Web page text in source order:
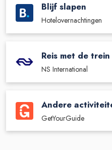
Blijf slapen
Hotelovernachtingen
Reis met de trein
NS International
Andere
GetYourGuide